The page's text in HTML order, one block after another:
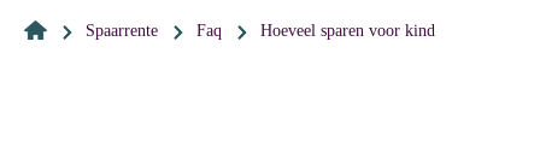
Spaarrente Faq hoeveel sparen voor kind